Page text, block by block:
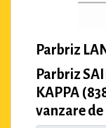
Parbriz
Parbriz
KAPPA
vanzare de